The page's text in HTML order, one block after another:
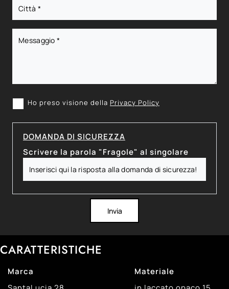
Ho preso visione della Privacy Policy
DOMANDA DI SICUREZZA
Scrivere la parola "Fragole" al singolare
Invia
CARATTERISTICHE
Marca
Materiale